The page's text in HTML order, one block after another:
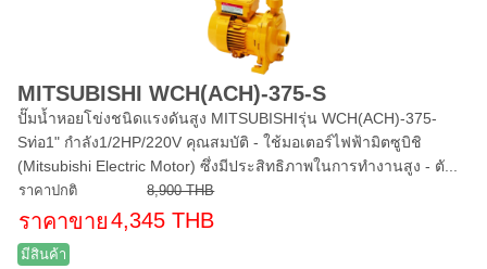
MITSUBISHI WCH(ACH)-375-S
ปั๊มน้ำหอยโข่งชนิดแรงดันสูง MITSUBISHIรุ่น WCH(ACH)-375-
Sท่อ1" กำลัง1/2HP/220V คุณสมบัติ - ใช้มอเตอร์ไฟฟ้ามิตซูบิชิ
(Mitsubishi Electric Motor) ซึ่งมีประสิทธิภาพในการทำงานสูง - ตั...
ราคาปกติ 8,900 THB
ราคาขาย4,345 THB
มีสินค้า